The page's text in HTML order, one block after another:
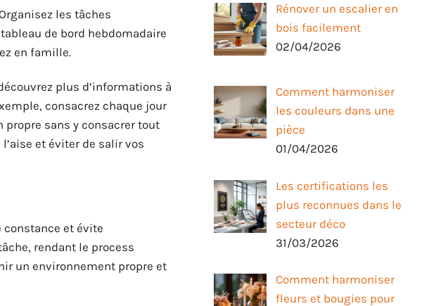
les tâches
de bord hebdomadaire
en famille.
plus d’informations à
consacrez chaque jour
sans y consacrer tout
l’aise et éviter de salir vos
constance et évite
rendant le process
un environnement propre et
Rénover un escalier en
bois facilement
02/04/2026
Comment harmoniser
les couleurs dans une
pièce
01/04/2026
Les certifications les
plus reconnues dans le
secteur déco
31/03/2026
Comment harmoniser
fleurs et bougies pour